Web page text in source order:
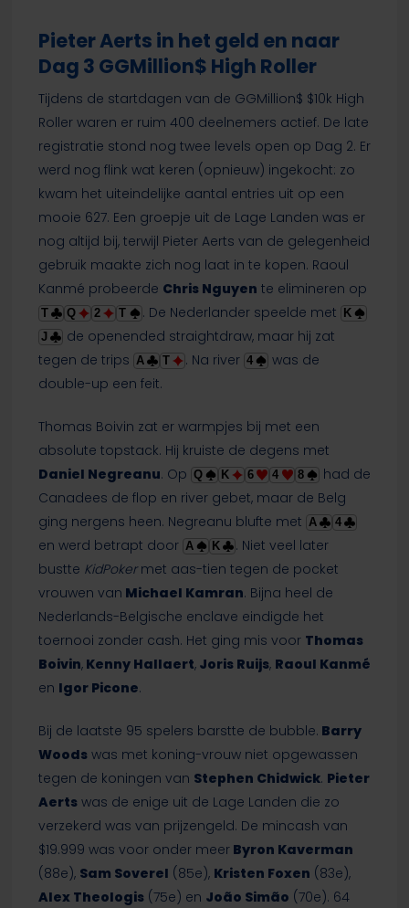
Pieter Aerts in het geld en naar
Dag 3 GGMillion$ High Roller
Tijdens de startdagen van de GGMillion$ $10k High
Roller waren er ruim 400 deelnemers actief. De late
registratie stond nog twee levels open op Dag 2. Er
werd nog flink wat keren (opnieuw) ingekocht: zo
kwam het uiteindelijke aantal entries uit op een
mooie 627. Een groepje uit de Lage Landen was er
nog altijd bij, terwijl Pieter Aerts van de gelegenheid
gebruik maakte zich nog laat in te kopen. Raoul
Kanmé probeerde Chris Nguyen te elimineren op
T Q 2 T . De Nederlander speelde met
K
J
de openended straightdraw, maar hij zat
tegen de trips A T . Na river 4
was de
double-up een feit.
Thomas Boivin zat er warmpjes bij met een
absolute topstack. Hij kruiste de degens met
Daniel Negreanu. Op Q K 6 4 8
had de
Canadees de flop en river gebet, maar de Belg
ging nergens heen. Negreanu blufte met A 4
en werd betrapt door A K
. Niet veel later
bustte KidPokermet aas-tien tegen de pocket
vrouwen van Michael Kamran. Bijna heel de
Nederlands-Belgische enclave eindigde het
toernooi zonder cash. Het ging mis voor Thomas
Boivin,Kenny Hallaert,Joris Ruijs, Raoul Kanmé
en Igor Picone.
Bij de laatste 95 spelers barstte de bubble. Barry
Woodswas met koning-vrouw niet opgewassen
tegen de koningen van Stephen Chidwick. Pieter
Aertswas de enige uit de Lage Landen die zo
verzekerd was van prijzengeld. De mincash van
$19.999 was voor onder meerByron Kaverman
(88e), Sam Soverel (85e), Kristen Foxen (83e),
Alex Theologis(75e) en João Simão (70e). 64